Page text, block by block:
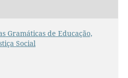
Gramáticas de Educação,
Social